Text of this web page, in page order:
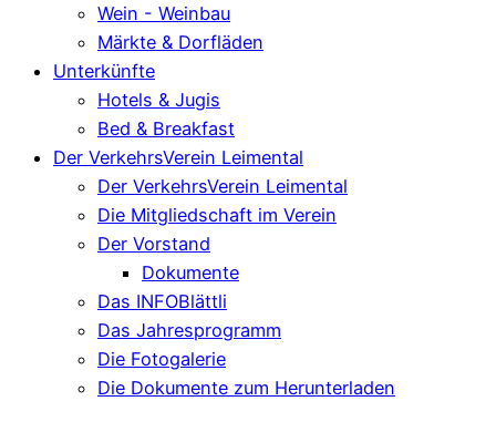
Wein - Weinbau
Märkte & Dorfläden
Unterkünfte
Hotels & Jugis
Bed & Breakfast
Der VerkehrsVerein Leimental
Der VerkehrsVerein Leimental
Die Mitgliedschaft im Verein
Der Vorstand
Dokumente
Das INFOBlättli
Das Jahresprogramm
Die Fotogalerie
Die Dokumente zum Herunterladen